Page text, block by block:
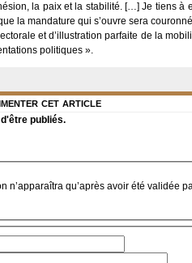
la paix et la stabilité. […] Je tiens à
la mandature qui s’ouvre sera
et d’illustration parfaite de la
politiques ».
cet article
publiés.
n’apparaîtra qu’après avoir été validée